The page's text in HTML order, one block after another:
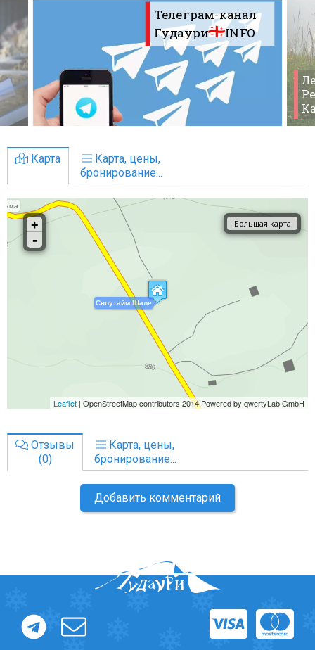
Телеграм-канал
Гудаури
INFO
Карта
Карта, цены,
бронирование...
Отзывы
(0)
Карта, цены,
бронирование...
Добавить комментарий